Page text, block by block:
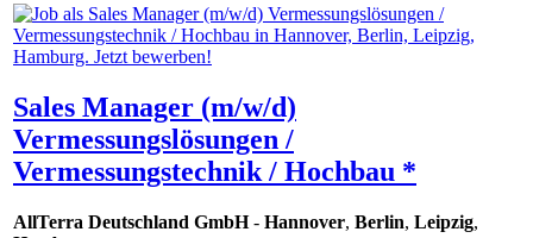
Sales Manager (m/w/d)
Vermessungslösungen /
Vermessungstechnik / Hochbau *
AllTerra Deutschland GmbH- Hannover, Berlin, Leipzig,